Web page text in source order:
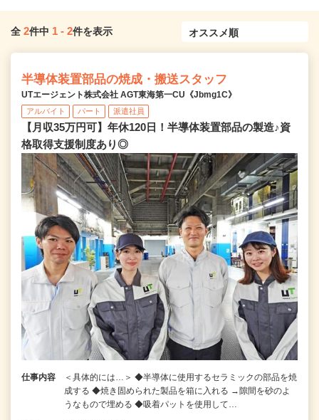
全 2件中 1 - 2件を表示
半導体装置部品の焼成・搬送スタッフ
UTエージェント株式会社 AGT東海第一CU《Jbmg1C》
アルバイト パート 派遣社員
【月収35万円可】年休120日！半導体装置部品の製造♪資
格取得支援制度あり◎
仕事内容
＜具体的には…＞ ◆半導体に使用するセラミックの部品を焼
成する ◆焼き固められた製品を箱に入れる →隙間を砂のよ
うなもので埋める ◆吸着パットを使用して…